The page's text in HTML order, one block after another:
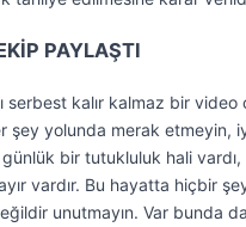
PAYLAŞTI
serbest kalır kalmaz bir video
şey yolunda merak etmeyin,
bir tutukluluk hali
vardır. Bu hayatta hiçbir
unutmayın. Var bunda